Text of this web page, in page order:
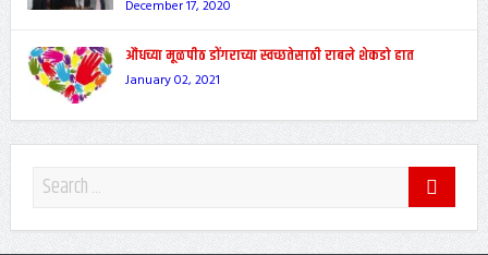
December 17, 2020
औंधच्या मूळपीठ डोंगराच्या स्वच्छतेसाठी राबले शेकडो हात
January 02, 2021